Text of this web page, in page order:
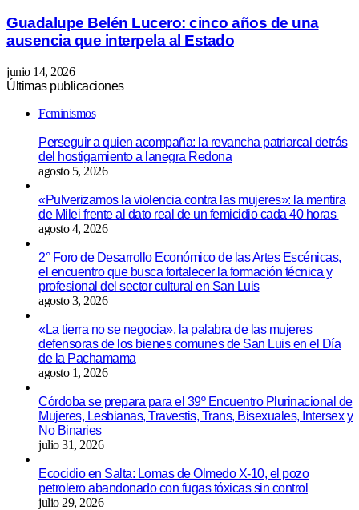
Guadalupe Belén Lucero: cinco años de una
ausencia que interpela al Estado
junio 14, 2026
Últimas publicaciones
Feminismos
Perseguir a quien acompaña: la revancha patriarcal detrás
del hostigamiento a lanegra Redona
agosto 5, 2026
«Pulverizamos la violencia contra las mujeres»: la mentira
de Milei frente al dato real de un femicidio cada 40 horas
agosto 4, 2026
2° Foro de Desarrollo Económico de las Artes Escénicas,
el encuentro que busca fortalecer la formación técnica y
profesional del sector cultural en San Luis
agosto 3, 2026
«La tierra no se negocia», la palabra de las mujeres
defensoras de los bienes comunes de San Luis en el Día
de la Pachamama
agosto 1, 2026
Córdoba se prepara para el 39º Encuentro Plurinacional de
Mujeres, Lesbianas, Travestis, Trans, Bisexuales, Intersex y
No Binaries
julio 31, 2026
Ecocidio en Salta: Lomas de Olmedo X-10, el pozo
petrolero abandonado con fugas tóxicas sin control
julio 29, 2026